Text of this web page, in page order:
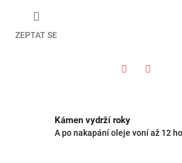
ZEPTAT SE
Kámen vydrží roky
A po nakapání oleje voní až 12